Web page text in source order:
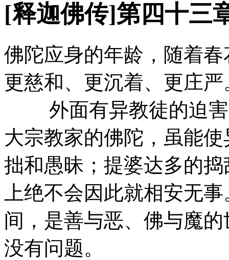
[释迦佛传]第四十三
佛陀应身的年龄，随着
更慈和、更沉着、更庄严
外面有异教徒的迫害
大宗教家的佛陀，虽能
拙和愚昧；提婆达多的
上绝不会因此就相安无
间，是善与恶、佛与魔
没有问题。